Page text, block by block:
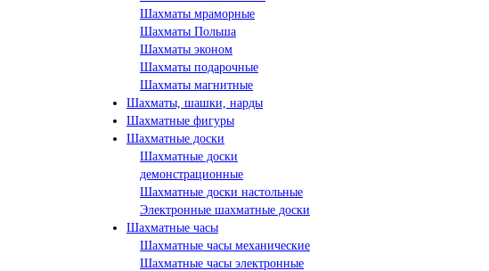
Шахматы мраморные
Шахматы Польша
Шахматы эконом
Шахматы подарочные
Шахматы магнитные
Шахматы, шашки, нарды
Шахматные фигуры
Шахматные доски
Шахматные доски
демонстрационные
Шахматные доски настольные
Электронные шахматные доски
Шахматные часы
Шахматные часы механические
Шахматные часы электронные